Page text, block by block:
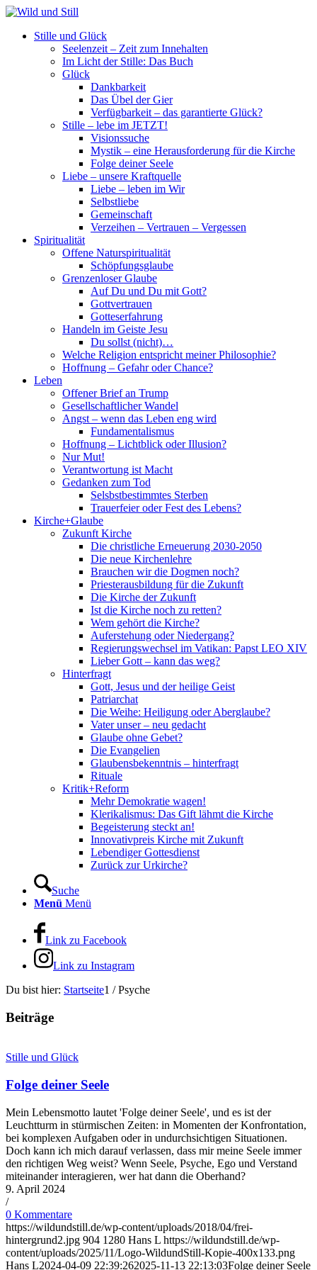
Stille und Glück
Seelenzeit – Zeit zum Innehalten
Im Licht der Stille: Das Buch
Glück
Dankbarkeit
Das Übel der Gier
Verfügbarkeit – das garantierte Glück?
Stille – lebe im JETZT!
Visionssuche
Mystik – eine Herausforderung für die Kirche
Folge deiner Seele
Liebe – unsere Kraftquelle
Liebe – leben im Wir
Selbstliebe
Gemeinschaft
Verzeihen – Vertrauen – Vergessen
Spiritualität
Offene Naturspiritualität
Schöpfungsglaube
Grenzenloser Glaube
Auf Du und Du mit Gott?
Gottvertrauen
Gotteserfahrung
Handeln im Geiste Jesu
Du sollst (nicht)…
Welche Religion entspricht meiner Philosophie?
Hoffnung – Gefahr oder Chance?
Leben
Offener Brief an Trump
Gesellschaftlicher Wandel
Angst – wenn das Leben eng wird
Fundamentalismus
Hoffnung – Lichtblick oder Illusion?
Nur Mut!
Verantwortung ist Macht
Gedanken zum Tod
Selsbstbestimmtes Sterben
Trauerfeier oder Fest des Lebens?
Kirche+Glaube
Zukunft Kirche
Die christliche Erneuerung 2030-2050
Die neue Kirchenlehre
Brauchen wir die Dogmen noch?
Priesterausbildung für die Zukunft
Die Kirche der Zukunft
Ist die Kirche noch zu retten?
Wem gehört die Kirche?
Auferstehung oder Niedergang?
Regierungswechsel im Vatikan: Papst LEO XIV
Lieber Gott – kann das weg?
Hinterfragt
Gott, Jesus und der heilige Geist
Patriarchat
Die Weihe: Heiligung oder Aberglaube?
Vater unser – neu gedacht
Glaube ohne Gebet?
Die Evangelien
Glaubensbekenntnis – hinterfragt
Rituale
Kritik+Reform
Mehr Demokratie wagen!
Klerikalismus: Das Gift lähmt die Kirche
Begeisterung steckt an!
Innovativpreis Kirche mit Zukunft
Lebendiger Gottesdienst
Zurück zur Urkirche?
Suche
Menü Menü
Link zu Facebook
Link zu Instagram
Du bist hier: Startseite1 / Psyche
Beiträge
Stille und Glück
Folge deiner Seele
Mein Lebensmotto lautet 'Folge deiner Seele', und es ist der
Leuchtturm in stürmischen Zeiten: in Momenten der Konfrontation,
bei komplexen Aufgaben oder in undurchsichtigen Situationen.
Doch kann ich mich darauf verlassen, dass mir meine Seele immer
den richtigen Weg weist? Wenn Seele, Psyche, Ego und Verstand
miteinander interagieren, wer hat dann die Oberhand?
9. April 2024
/
0 Kommentare
https://wildundstill.de/wp-content/uploads/2018/04/frei-
hintergrund2.jpg 904 1280 Hans L https://wildundstill.de/wp-
content/uploads/2025/11/Logo-WildundStill-Kopie-400x133.png
Hans L2024-04-09 22:39:262025-11-13 22:13:03Folge deiner Seele